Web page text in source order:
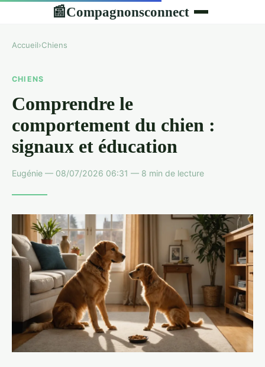
📰Compagnonsconnect
Accueil›Chiens
CHIENS
Comprendre le
comportement du chien :
signaux et éducation
Eugénie — 08/07/2026 06:31 — 8 min de lecture